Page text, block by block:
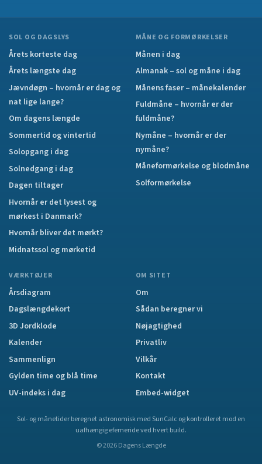
SOL OG DAGSLYS
Årets korteste dag
Årets længste dag
Jævndøgn – hvornår er dag og
nat lige lange?
Om dagens længde
Sommertid og vintertid
Solopgang i dag
Solnedgang i dag
Dagen tiltager
Hvornår er det lysest og
mørkest i Danmark?
Hvornår bliver det mørkt?
Midnatssol og mørketid
MÅNE OG FORMØRKELSER
Månen i dag
Almanak – sol og måne i dag
Månens faser – månekalender
Fuldmåne – hvornår er der
fuldmåne?
Nymåne – hvornår er der
nymåne?
Måneformørkelse og blodmåne
Solformørkelse
VÆRKTØJER
Årsdiagram
Dagslængdekort
3D Jordklode
Kalender
Sammenlign
Gylden time og blå time
UV-indeks i dag
OM SITET
Om
Sådan beregner vi
Nøjagtighed
Privatliv
Vilkår
Kontakt
Embed-widget
Sol- og månetider beregnet astronomisk med SunCalc og kontrolleret mod en
uafhængig efemeride ved hvert build.
©2026 Dagens Længde